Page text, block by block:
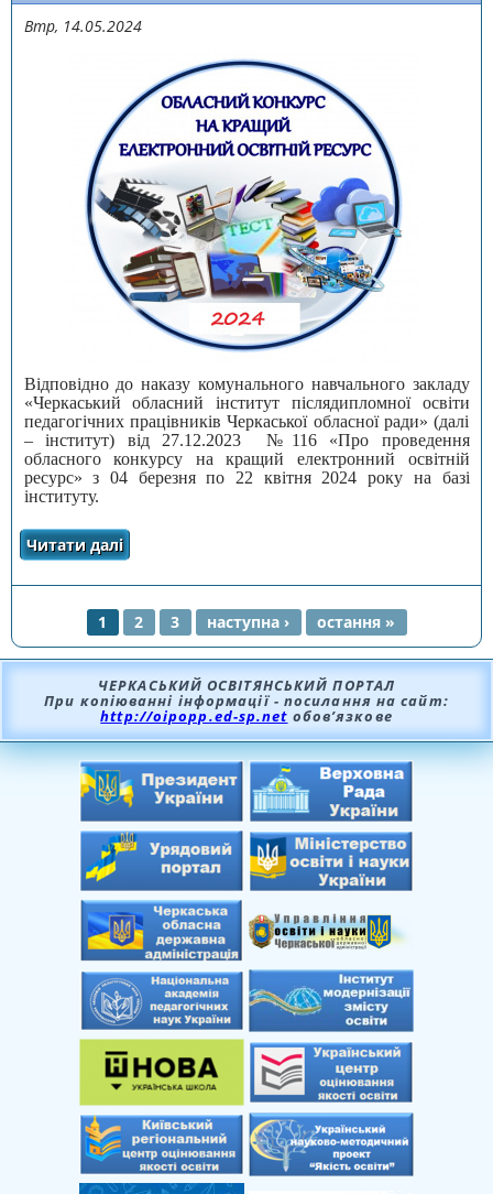
Втр, 14.05.2024
Відповідно до наказу комунального навчального закладу
«Черкаський обласний інститут післядипломної освіти
педагогічних працівників Черкаської обласної ради» (далі
– інститут) від 27.12.2023 №116 «Про проведення
обласного конкурсу на кращий електронний освітній
ресурс» з 04 березня по 22 квітня 2024 року на базі
інституту.
Читати далі
ресурс
СТОРІНКИ
1 2 3 наступна › остання »
ЧЕРКАСЬКИЙ ОСВІТЯНСЬКИЙ ПОРТАЛ
При копіюванні інформації - посилання на сайт:
http://oipopp.ed-sp.net обов’язкове